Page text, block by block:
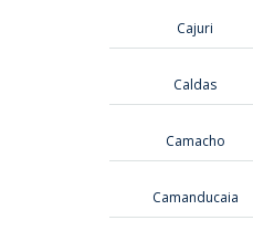
Cajuri
Caldas
Camacho
Camanducaia